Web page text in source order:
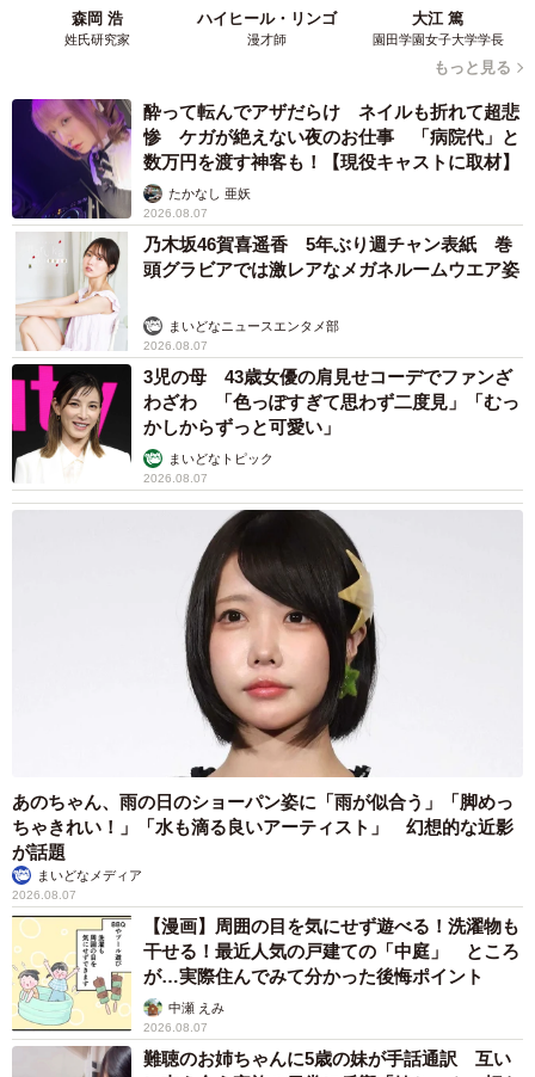
森岡 浩
姓氏研究家
ハイヒール・リンゴ
漫才師
大江 篤
園田学園女子大学学長
もっと見る
酔って転んでアザだらけ ネイルも折れて超悲
惨 ケガが絶えない夜のお仕事 「病院代」と
数万円を渡す神客も！【現役キャストに取材】
たかなし 亜妖
2026.08.07
乃木坂46賀喜遥香 5年ぶり週チャン表紙 巻
頭グラビアでは激レアなメガネルームウエア姿
まいどなニュースエンタメ部
2026.08.07
3児の母 43歳女優の肩見せコーデでファンざ
わざわ 「色っぽすぎて思わず二度見」「むっ
かしからずっと可愛い」
まいどなトピック
2026.08.07
あのちゃん、雨の日のショーパン姿に「雨が似合う」「脚めっ
ちゃきれい！」「水も滴る良いアーティスト」 幻想的な近影
が話題
まいどなメディア
2026.08.07
【漫画】周囲の目を気にせず遊べる！洗濯物も
干せる！最近人気の戸建ての「中庭」 ところ
が…実際住んでみて分かった後悔ポイント
中瀬 えみ
2026.08.07
難聴のお姉ちゃんに5歳の妹が手話通訳 互い